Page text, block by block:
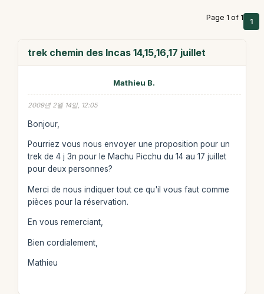
Page 1 of 1 1
trek chemin des Incas 14,15,16,17 juillet
Mathieu B.
2009년 2월 14일, 12:05
Bonjour,
Pourriez vous nous envoyer une proposition pour un
trek de 4 j 3n pour le Machu Picchu du 14 au 17 juillet
pour deux personnes?
Merci de nous indiquer tout ce qu'il vous faut comme
pièces pour la réservation.
En vous remerciant,
Bien cordialement,
Mathieu